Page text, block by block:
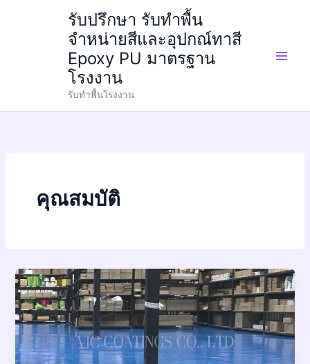
รับปรึกษา รับทำพื้น
จำหน่ายสีและอุปกณ์ทาสี
Epoxy PU มาตรฐาน
โรงงาน
รับทำพื้นโรงงาน
คุณสมบัติ